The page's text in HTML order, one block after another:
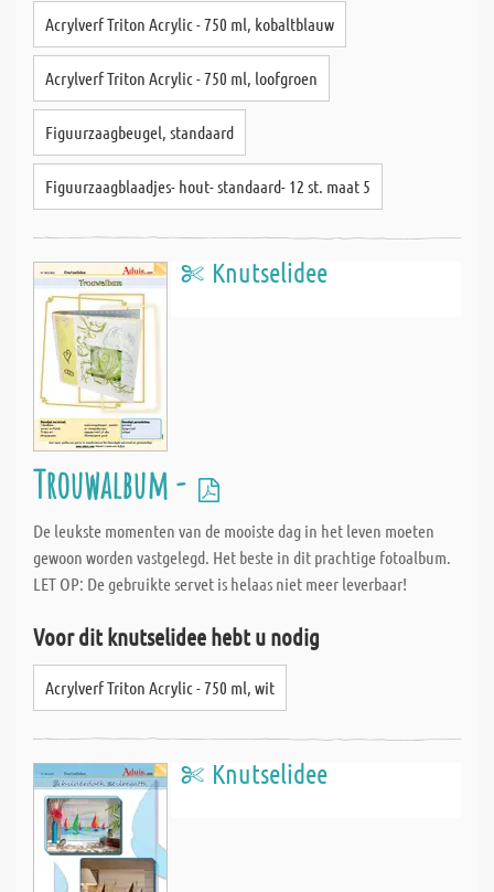
Acrylverf Triton Acrylic - 750 ml, kobaltblauw
Acrylverf Triton Acrylic - 750 ml, loofgroen
Figuurzaagbeugel, standaard
Figuurzaagblaadjes- hout- standaard- 12 st. maat 5
Knutselidee
Trouwalbum -
De leukste momenten van de mooiste dag in het leven moeten
gewoon worden vastgelegd. Het beste in dit prachtige fotoalbum.
LET OP: De gebruikte servet is helaas niet meer leverbaar!
Voor dit knutselidee hebt u nodig
Acrylverf Triton Acrylic - 750 ml, wit
Knutselidee